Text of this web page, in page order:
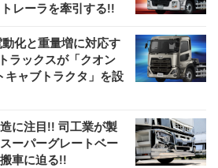
レーラを牽引する!!
化と重量増に対応す
ラックスが「クオン
キャブトラクタ」を設
に注目!! 司工業が製
ーパーグレートベー
車に迫る!!